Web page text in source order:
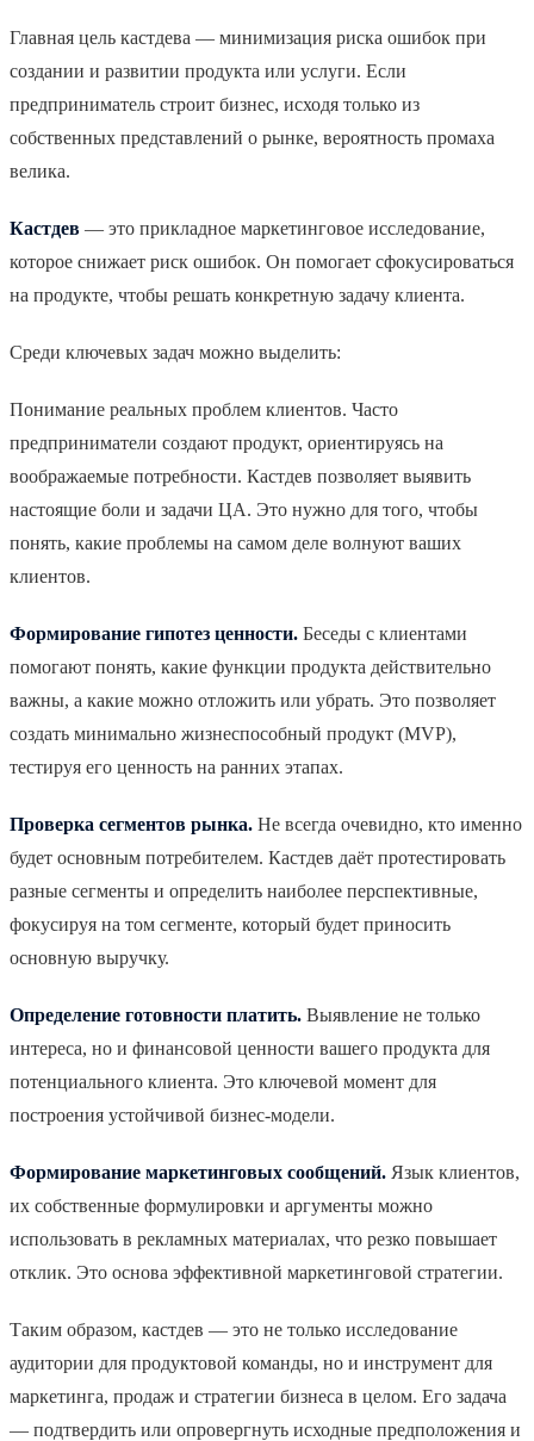
Главная цель кастдева — минимизация риска ошибок при
создании и развитии продукта или услуги. Если
предприниматель строит бизнес, исходя только из
собственных представлений о рынке, вероятность промаха
велика.
Кастдев — это прикладное маркетинговое исследование,
которое снижает риск ошибок. Он помогает сфокусироваться
на продукте, чтобы решать конкретную задачу клиента.
Среди ключевых задач можно выделить:
Понимание реальных проблем клиентов. Часто
предприниматели создают продукт, ориентируясь на
воображаемые потребности. Кастдев позволяет выявить
настоящие боли и задачи ЦА. Это нужно для того, чтобы
понять, какие проблемы на самом деле волнуют ваших
клиентов.
Формирование гипотез ценности. Беседы с клиентами
помогают понять, какие функции продукта действительно
важны, а какие можно отложить или убрать. Это позволяет
создать минимально жизнеспособный продукт (MVP),
тестируя его ценность на ранних этапах.
Проверка сегментов рынка. Не всегда очевидно, кто именно
будет основным потребителем. Кастдев даёт протестировать
разные сегменты и определить наиболее перспективные,
фокусируя на том сегменте, который будет приносить
основную выручку.
Определение готовности платить. Выявление не только
интереса, но и финансовой ценности вашего продукта для
потенциального клиента. Это ключевой момент для
построения устойчивой бизнес-модели.
Формирование маркетинговых сообщений. Язык клиентов,
их собственные формулировки и аргументы можно
использовать в рекламных материалах, что резко повышает
отклик. Это основа эффективной маркетинговой стратегии.
Таким образом, кастдев — это не только исследование
аудитории для продуктовой команды, но и инструмент для
маркетинга, продаж и стратегии бизнеса в целом. Его задача
— подтвердить или опровергнуть исходные предположения и